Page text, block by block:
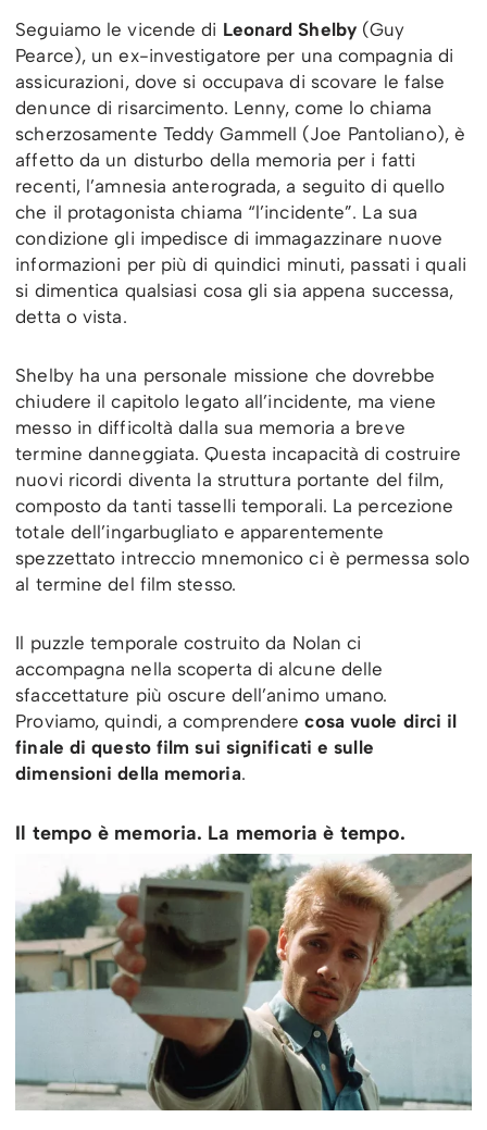
Seguiamo le vicende di Leonard Shelby(Guy
Pearce), un ex-investigatore per una compagnia di
assicurazioni, dove si occupava di scovare le false
denunce di risarcimento. Lenny, come lo chiama
scherzosamente Teddy Gammell (Joe Pantoliano), è
affetto da un disturbo della memoria per i fatti
recenti, l’amnesia anterograda, a seguito di quello
che il protagonista chiama “l’incidente”. La sua
condizione gli impedisce di immagazzinare nuove
informazioni per più di quindici minuti, passati i quali
si dimentica qualsiasi cosa gli sia appena successa,
detta o vista.
Shelby ha una personale missione che dovrebbe
chiudere il capitolo legato all’incidente, ma viene
messo in difficoltà dalla sua memoria a breve
termine danneggiata. Questa incapacità di costruire
nuovi ricordi diventa la struttura portante del film,
composto da tanti tasselli temporali. La percezione
totale dell’ingarbugliato e apparentemente
spezzettato intreccio mnemonico ci è permessa solo
al termine del film stesso.
Il puzzle temporale costruito da Nolan ci
accompagna nella scoperta di alcune delle
sfaccettature più oscure dell’animo umano.
Proviamo, quindi, a comprenderecosa vuole dirci il
finale di questo film sui significati e sulle
dimensioni della memoria.
Il tempo è memoria. La memoria è tempo.